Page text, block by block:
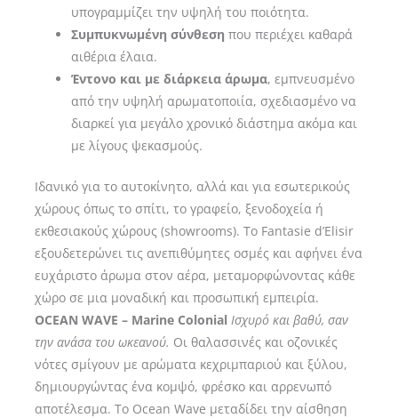
υπογραμμίζει την υψηλή του ποιότητα.
Συμπυκνωμένη σύνθεση που περιέχει καθαρά
αιθέρια έλαια.
Έντονο και με διάρκεια άρωμα, εμπνευσμένο
από την υψηλή αρωματοποιία, σχεδιασμένο να
διαρκεί για μεγάλο χρονικό διάστημα ακόμα και
με λίγους ψεκασμούς.
Ιδανικό για το αυτοκίνητο, αλλά και για εσωτερικούς
χώρους όπως το σπίτι, το γραφείο, ξενοδοχεία ή
εκθεσιακούς χώρους (showrooms). Το Fantasie d’Elisir
εξουδετερώνει τις ανεπιθύμητες οσμές και αφήνει ένα
ευχάριστο άρωμα στον αέρα, μεταμορφώνοντας κάθε
χώρο σε μια μοναδική και προσωπική εμπειρία.
OCEAN WAVE – Marine Colonial Ισχυρό και βαθύ, σαν
την ανάσα του ωκεανού. Οι θαλασσινές και οζονικές
νότες σμίγουν με αρώματα κεχριμπαριού και ξύλου,
δημιουργώντας ένα κομψό, φρέσκο και αρρενωπό
αποτέλεσμα. Το Ocean Wave μεταδίδει την αίσθηση